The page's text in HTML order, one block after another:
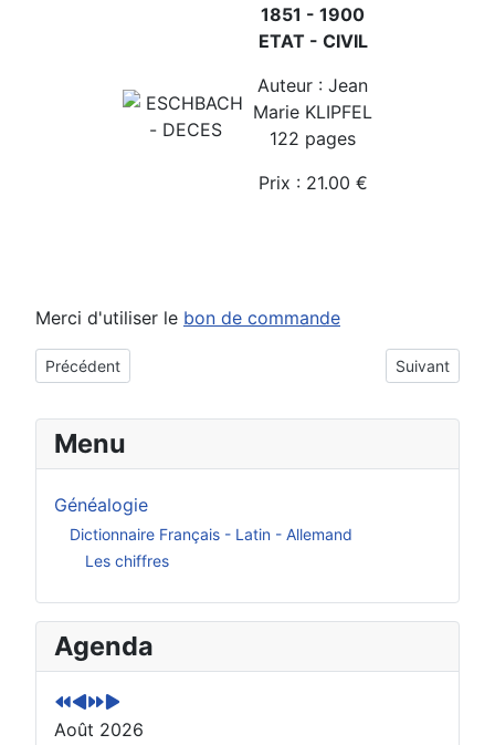
1851 - 1900
ETAT - CIVIL
Auteur : Jean
Marie KLIPFEL
122 pages
Prix : 21.00 €
Merci d'utiliser le bon de commande
Article précédent : Eberbach-Seltz
Précédent Article
Suivant
Menu
Généalogie
Dictionnaire Français - Latin - Allemand
Les chiffres
Agenda
A
n
n
é
e
M
o
i
s
p
A
n
n
é
e
M
o
i
s
s
Août 2026